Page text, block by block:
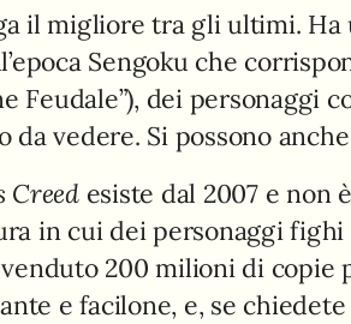
il migliore tra gli ultimi. Ha
Sengoku che
Feudale”), dei personaggi
da vedere. Si possono
Creed esiste dal 2007 e non
in cui dei personaggi
200 milioni di copie
e facilone, e, se